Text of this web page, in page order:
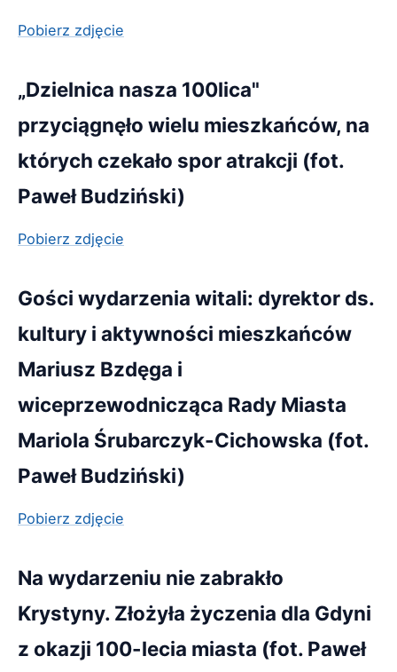
Pobierz zdjęcie
„Dzielnica nasza 100lica"
przyciągnęło wielu mieszkańców, na
których czekało spor atrakcji (fot.
Paweł Budziński)
Pobierz zdjęcie
Gości wydarzenia witali: dyrektor ds.
kultury i aktywności mieszkańców
Mariusz Bzdęga i
wiceprzewodnicząca Rady Miasta
Mariola Śrubarczyk-Cichowska (fot.
Paweł Budziński)
Pobierz zdjęcie
Na wydarzeniu nie zabrakło
Krystyny. Złożyła życzenia dla Gdyni
z okazji 100-lecia miasta (fot. Paweł